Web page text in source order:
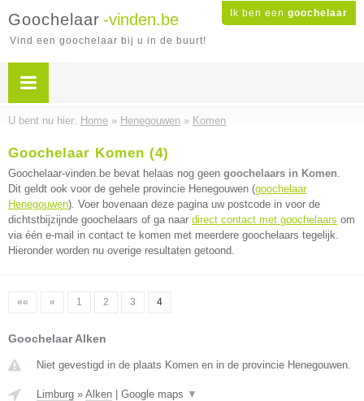
Ik ben een goochelaar
Goochelaar -vinden.be
Vind een goochelaar bij u in de buurt!
U bent nu hier: Home » Henegouwen » Komen
Goochelaar Komen (4)
Goochelaar-vinden.be bevat helaas nog geen goochelaars in Komen.
Dit geldt ook voor de gehele provincie Henegouwen (goochelaar
Henegouwen). Voer bovenaan deze pagina uw postcode in voor de
dichtstbijzijnde goochelaars of ga naar direct contact met goochelaars om
via één e-mail in contact te komen met meerdere goochelaars tegelijk.
Hieronder worden nu overige resultaten getoond.
«« « 1 2 3 4
Goochelaar Alken
Niet gevestigd in de plaats Komen en in de provincie Henegouwen.
Limburg » Alken Google maps ▼